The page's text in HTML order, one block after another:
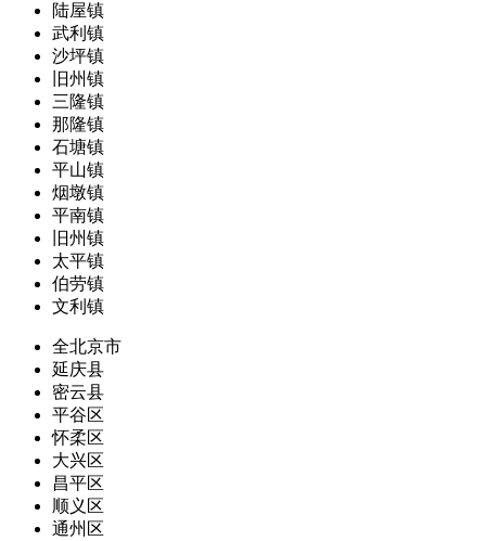
陆屋镇
武利镇
沙坪镇
旧州镇
三隆镇
那隆镇
石塘镇
平山镇
烟墩镇
平南镇
旧州镇
太平镇
伯劳镇
文利镇
全北京市
延庆县
密云县
平谷区
怀柔区
大兴区
昌平区
顺义区
通州区